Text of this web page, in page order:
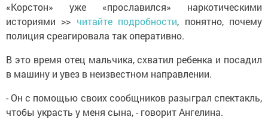
«Корстон» уже «прославился» наркотическими
историями >> читайте подробности, понятно, почему
полиция среагировала так оперативно.
В это время отец мальчика, схватил ребенка и посадил
в машину и увез в неизвестном направлении.
- Он с помощью своих сообщников разыграл спектакль,
чтобы украсть у меня сына, - говорит Ангелина.